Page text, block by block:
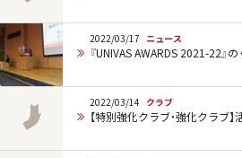
2022/03/17 ニュース
『UNIVAS AWARDS 2021-22』の
2022/03/14 クラブ
【特別強化クラブ・強化クラブ】